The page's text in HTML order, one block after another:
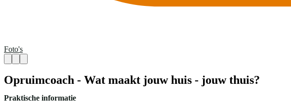
Foto's
Opruimcoach - Wat maakt jouw huis - jouw thuis?
Praktische informatie